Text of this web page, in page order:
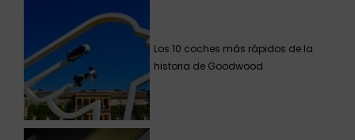
Los 10 coches más rápidos de la
historia de Goodwood